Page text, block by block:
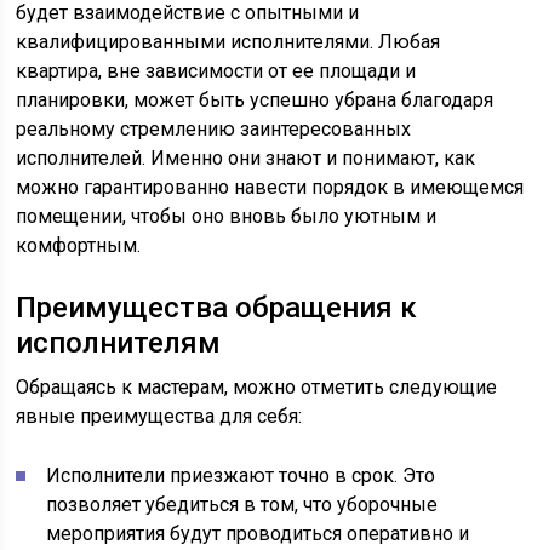
будет взаимодействие с опытными и
квалифицированными исполнителями. Любая
квартира, вне зависимости от ее площади и
планировки, может быть успешно убрана благодаря
реальному стремлению заинтересованных
исполнителей. Именно они знают и понимают, как
можно гарантированно навести порядок в имеющемся
помещении, чтобы оно вновь было уютным и
комфортным.
Преимущества обращения к
исполнителям
Обращаясь к мастерам, можно отметить следующие
явные преимущества для себя:
Исполнители приезжают точно в срок. Это
позволяет убедиться в том, что уборочные
мероприятия будут проводиться оперативно и